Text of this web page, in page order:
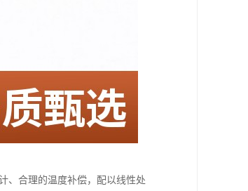
、合理的温度补偿，配以线性处